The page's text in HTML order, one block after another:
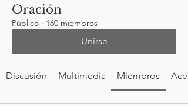
Oración
Público · 160 miembros
Unirse
Discusión Multimedia Miembros